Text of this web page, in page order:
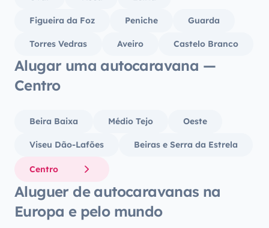
Figueira da Foz Peniche Guarda
Torres Vedras Aveiro Castelo Branco
Alugar uma autocaravana —
Centro
Beira Baixa Médio Tejo Oeste
Viseu Dão-Lafões Beiras e Serra da Estrela
Centro
Aluguer de autocaravanas na
Europa e pelo mundo